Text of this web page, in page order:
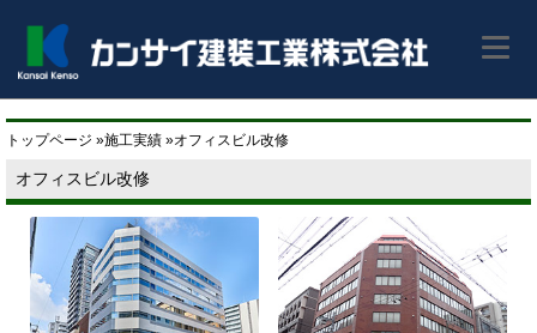
トップページ »施工実績 »オフィスビル改修
オフィスビル改修